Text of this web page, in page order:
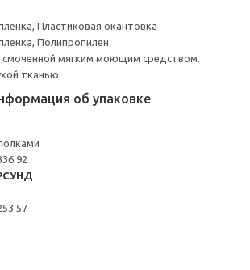
Пластиковая окантовка
Полипропилен
мягким моющим средством.
тканью.
об упаковке